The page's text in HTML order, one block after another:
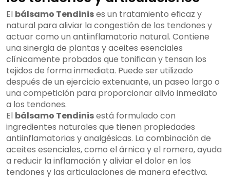
El bálsamo Tendinises un tratamiento eficaz y
natural para aliviar la congestión de los tendones y
actuar como un antiinflamatorio natural. Contiene
una sinergia de plantas y aceites esenciales
clínicamente probados que tonifican y tensan los
tejidos de forma inmediata. Puede ser utilizado
después de un ejercicio extenuante, un paseo largo o
una competición para proporcionar alivio inmediato
a los tendones.
El bálsamo Tendinisestá formulado con
ingredientes naturales que tienen propiedades
antiinflamatorias y analgésicas. La combinación de
aceites esenciales, como el árnica y el romero, ayuda
a reducir la inflamación y aliviar el dolor en los
tendones y las articulaciones de manera efectiva.